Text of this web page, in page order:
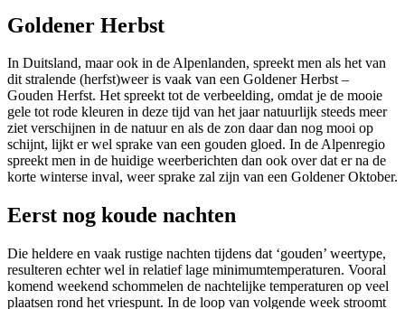
Goldener Herbst
In Duitsland, maar ook in de Alpenlanden, spreekt men als het van
dit stralende (herfst)weer is vaak van een Goldener Herbst –
Gouden Herfst. Het spreekt tot de verbeelding, omdat je de mooie
gele tot rode kleuren in deze tijd van het jaar natuurlijk steeds meer
ziet verschijnen in de natuur en als de zon daar dan nog mooi op
schijnt, lijkt er wel sprake van een gouden gloed. In de Alpenregio
spreekt men in de huidige weerberichten dan ook over dat er na de
korte winterse inval, weer sprake zal zijn van een Goldener Oktober.
Eerst nog koude nachten
Die heldere en vaak rustige nachten tijdens dat ‘gouden’ weertype,
resulteren echter wel in relatief lage minimumtemperaturen. Vooral
komend weekend schommelen de nachtelijke temperaturen op veel
plaatsen rond het vriespunt. In de loop van volgende week stroomt